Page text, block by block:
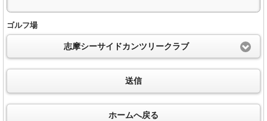
ゴルフ場
志摩シーサイドカンツリークラブ
送信
ホームへ戻る